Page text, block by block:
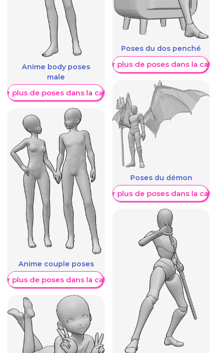
Anime body poses
male
plus de poses dans la catégorie
Anime couple poses
plus de poses dans la catégorie
Poses du dos penché
Afficher plus de poses dans la
Poses du démon
Afficher plus de poses dans la